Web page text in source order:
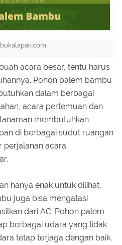
acara besar, tentu harus
Pohon palem bambu
dalam berbagai
acara pertemuan dan
membutuhkan
di berbagai sudut ruangan
perjalanan acara
hanya enak untuk dilihat,
juga bisa mengatasi
dari AC. Pohon palem
berbagai udara yang tidak
tetap terjaga dengan baik.